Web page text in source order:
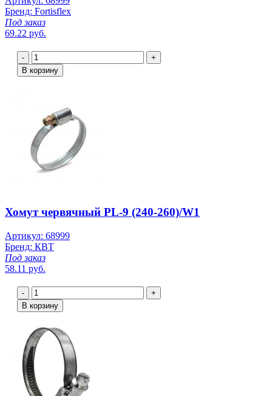
Бренд: Fortisflex
Под заказ
69.22 руб.
-
+
В корзину
Хомут червячный PL-9 (240-260)/W1
Артикул: 68999
Бренд: КВТ
Под заказ
58.11 руб.
-
+
В корзину